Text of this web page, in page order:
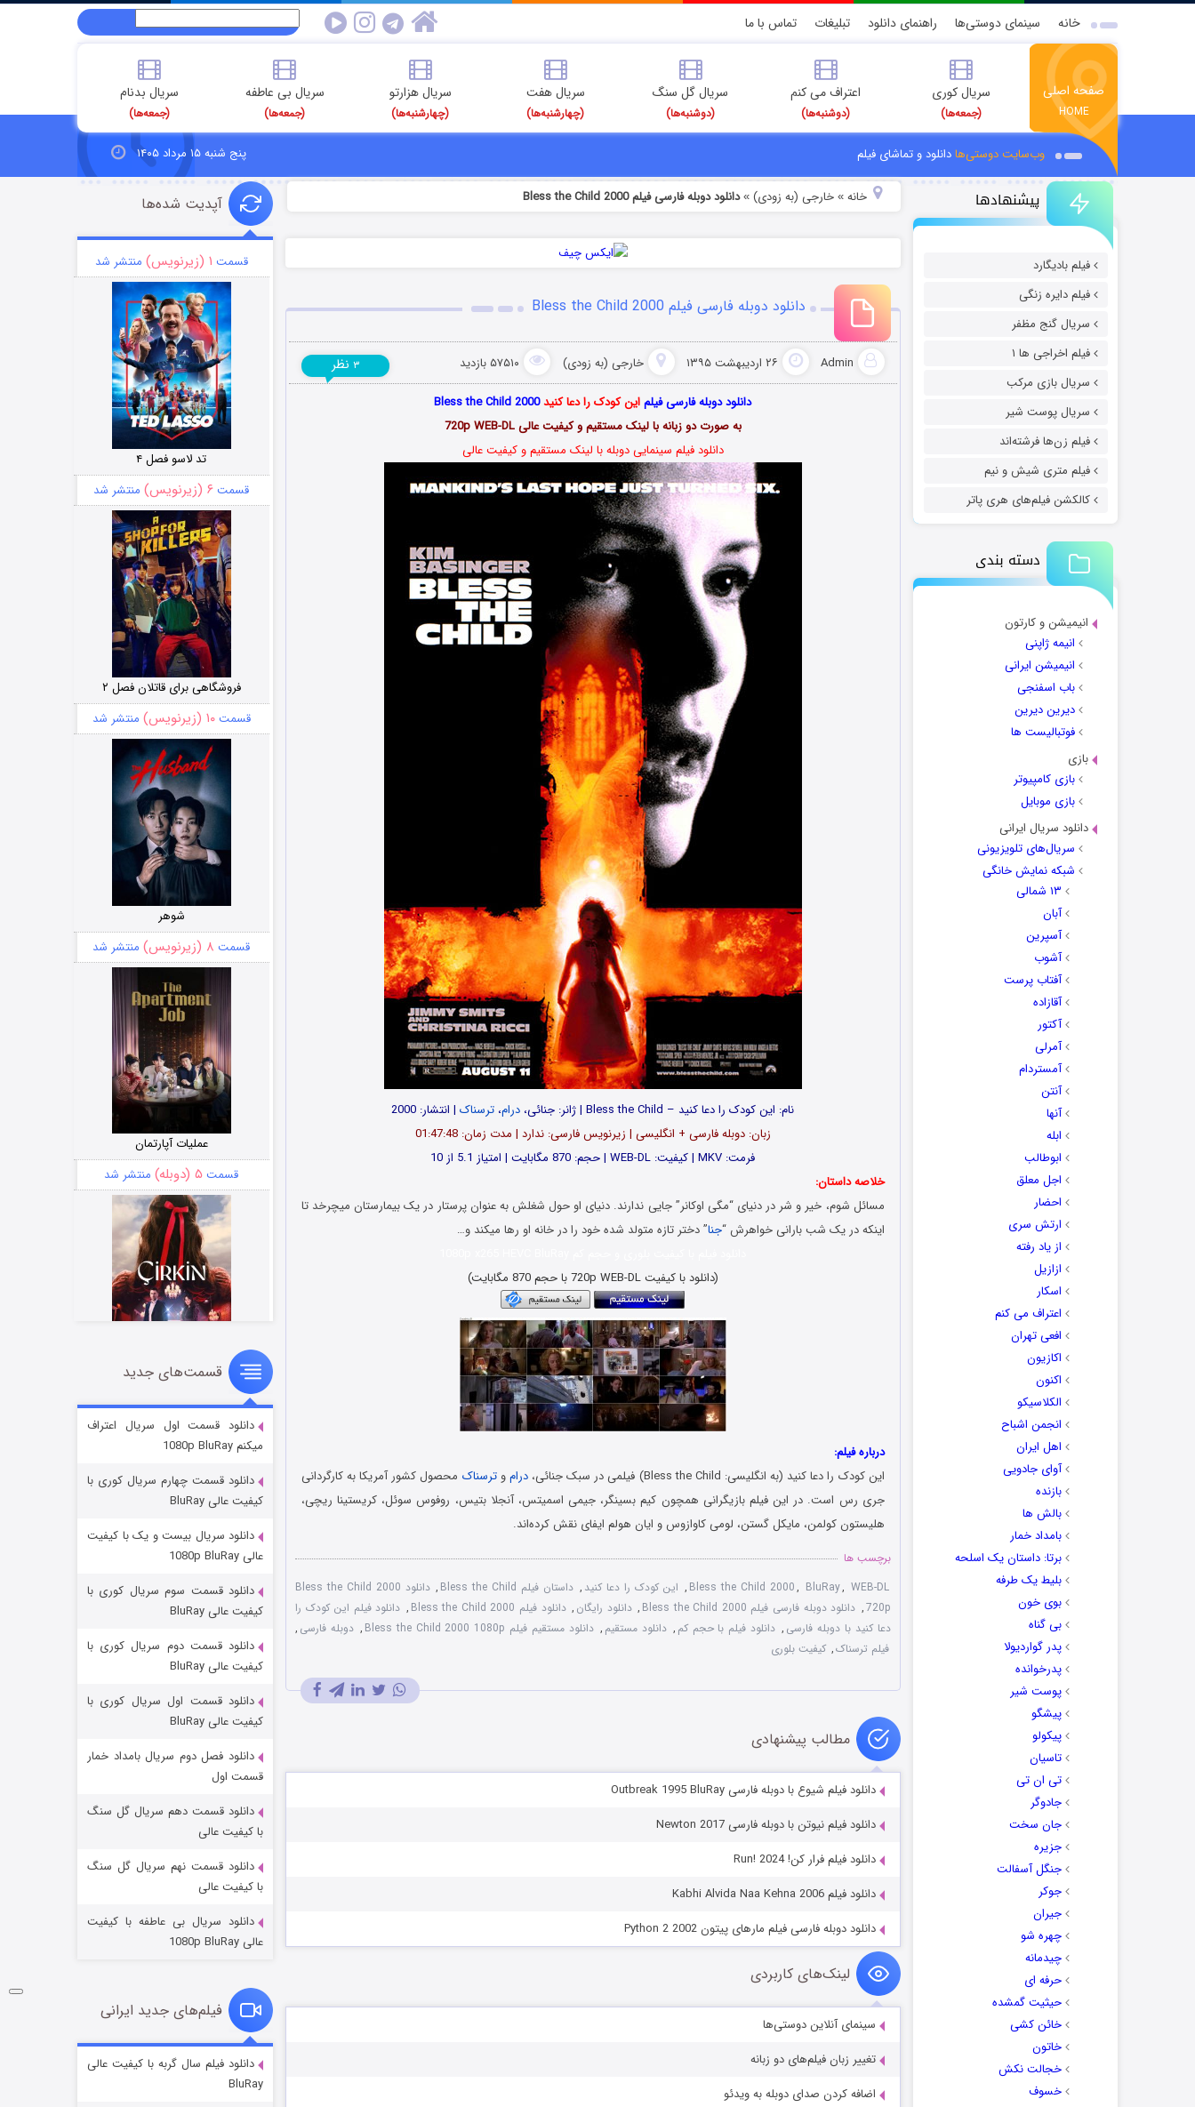
خانه سینمای دوستی‌ها راهنمای دانلود تبلیغات تماس با ما
صفحه اصلی
HOME
سریال کوری
(جمعه‌ها)
اعتراف می کنم
(دوشنبه‌ها)
سریال گل سنگ
(دوشنبه‌ها)
سریال هفت
(چهارشنبه‌ها)
سریال هزارتو
(چهارشنبه‌ها)
سریال بی عاطفه
(جمعه‌ها)
سریال بدنام
(جمعه‌ها)
وب‌سایت دوستی‌هادانلود و تماشای فیلم پنج شنبه ۱۵ مرداد ۱۴۰۵
پیشنهادها
فیلم بادیگارد
فیلم دایره زنگی
سریال گنج مظفر
فیلم اخراجی ها ۱
سریال بازی مرکب
سریال پوست شیر
فیلم زن‌ها فرشته‌اند
فیلم متری شیش و نیم
کالکشن فیلم‌های هری پاتر
دسته بندی
انیمیشن و کارتون
انیمه ژاپنی
انیمیشن ایرانی
باب اسفنجی
دیرین دیرین
فوتبالیست ها
بازی
بازی کامپیوتر
بازی موبایل
دانلود سریال ایرانی
سریال‌های تلویزیونی
شبکه نمایش خانگی
۱۳ شمالی
آبان
آسپرین
آشوب
آفتاب پرست
آقازاده
آکتور
آمرلی
آمستردام
آنتن
آنها
ابله
ابوطالب
اجل معلق
احضار
ارتش سری
از یاد رفته
ازازیل
اسکار
اعتراف می کنم
افعی تهران
اکازیون
اکنون
الکلاسیکو
انجمن اشباح
اهل ایران
آوای جادویی
بازنده
بالش ها
بامداد خمار
برتا: داستان یک اسلحه
بلیط یک‌‌ طرفه
بوی خون
بی گناه
پدر گواردیولا
پدرخوانده
پوست شیر
پیشگو
پیکولو
تاسیان
تی ان تی
جادوگر
جان سخت
جزیره
جنگل آسفالت
جوکر
جیران
چهره شو
چیدمانه
حرفه ای
حیثیت گمشده
خائن کشی
خاتون
خجالت نکش
خسوف
خانه» خارجی (به زودی)»دانلود دوبله فارسی فیلم Bless the Child 2000
دانلود دوبله فارسی فیلم Bless the Child 2000
Admin ۲۶ اردیبهشت ۱۳۹۵ خارجی (به زودی) ۵۷۵۱۰ بازدید ۳ نظر
دانلود دوبله فارسی فیلماین کودک را دعا کنیدBless the Child 2000
به صورت دو زبانه با لینک مستقیم و کیفیت عالی 720p WEB-DL
دانلود فیلم سینمایی دوبله با لینک مستقیم و کیفیت عالی
نام: این کودک را دعا کنید – Bless the Child | ژانر: جنائی، درام، ترسناک| انتشار: 2000
زبان: دوبله فارسی + انگلیسی | زیرنویس فارسی: ندارد | مدت زمان: 01:47:48
فرمت: MKV | کیفیت: WEB-DL | حجم: 870 مگابایت | امتیاز 5.1 از 10
خلاصه داستان:
مسائل شوم، خیر و شر در دنیای “مگی اوکانر” جایی ندارند. دنیای او حول شغلش به عنوان پرستار در یک بیمارستان میچرخد تا
اینکه در یک شب بارانی خواهرش “جنا” دختر تازه متولد شده خود را در خانه او رها میکند و…
(دانلود با کیفیت 720p WEB-DL با حجم 870 مگابایت)
درباره فیلم:
این کودک را دعا کنید (به انگلیسی: Bless the Child) فیلمی در سبک جنائی،
دراموترسناک محصول کشور آمریکا به کارگردانی
جری رس است. در این فیلم بازیگرانی همچون کیم بسینگر، جیمی اسمیتس، آنجلا بتیس، روفوس سوئل، کریستینا ریچی،
هلیستون کولمن، مایکل گستن، لومی کاوازوس و ایان هولم ایفای نقش کرده‌اند.
برچسب ها
Bless the Child 2000, BluRay, WEB-DL
, این کودک را دعا کنید , داستان فیلم Bless the Child ,
دانلود Bless the Child 2000
720p
, دانلود دوبله فارسی فیلم Bless the Child 2000 , دانلود رایگان , دانلود فیلم Bless the Child 2000 , دانلود فیلم این کودک را
دعا کنید با دوبله فارسی , دانلود فیلم با حجم کم , دانلود مستقیم , دانلود مستقیم فیلم Bless the Child 2000 1080p , دوبله فارسی ,
فیلم ترسناک, کیفیت بلوری
مطالب پیشنهادی
دانلود فیلم شیوع با دوبله فارسی Outbreak 1995 BluRay
دانلود فیلم نیوتن با دوبله فارسی Newton 2017
دانلود فیلم فرار کن! Run! 2024
دانلود فیلم Kabhi Alvida Naa Kehna 2006
دانلود دوبله فارسی فیلم مارهای پیتون Python 2 2002
لینک‌های کاربردی
سینمای آنلاین دوستی‌ها
تغییر زبان فیلم‌های دو زبانه
اضافه کردن صدای دوبله به ویدئو
آپدیت شده‌ها
قسمت ۱ (زیرنویس) منتشر شد
تد لاسو فصل ۴
قسمت ۶ (زیرنویس) منتشر شد
فروشگاهی برای قاتلان فصل ۲
قسمت۱۰ (زیرنویس) منتشر شد
شوهر
قسمت ۸ (زیرنویس) منتشر شد
عملیات آپارتمان
قسمت ۵ (دوبله) منتشر شد
سریال زشت
قسمت۲ (زیرنویس) منتشر شد
مردگان متحرک: شهر مرده ۳
شکست استوارت در نجات جهان
قسمت ۷ (زیرنویس) منتشر شد
شوگر فصل ۲
قسمت
قسمت‌های جدید
دانلود قسمت اول سریال اعتراف
میکنم 1080p BluRay
دانلود قسمت چهارم سریال کوری با
کیفیت عالی BluRay
دانلود سریال بیست و یک با کیفیت
عالی 1080p BluRay
دانلود قسمت سوم سریال کوری با
کیفیت عالی BluRay
دانلود قسمت دوم سریال کوری با
کیفیت عالی BluRay
دانلود قسمت اول سریال کوری با
کیفیت عالی BluRay
دانلود فصل دوم سریال بامداد خمار
قسمت اول
دانلود قسمت دهم سریال گل سنگ
با کیفیت عالی
دانلود قسمت نهم سریال گل سنگ
با کیفیت عالی
دانلود سریال بی عاطفه با کیفیت
عالی 1080p BluRay
فیلم‌های جدید ایرانی
دانلود فیلم سال گربه با کیفیت عالی
BluRay